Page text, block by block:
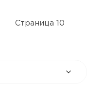
Страница 10